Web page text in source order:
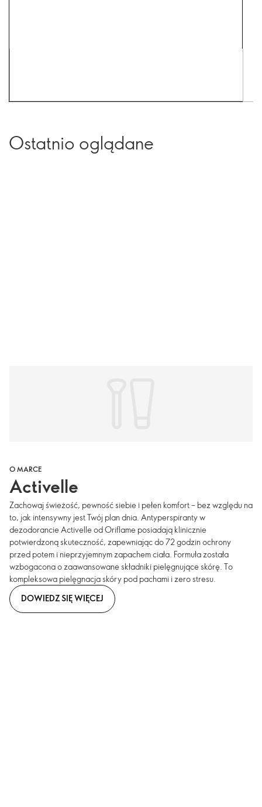
Ostatnio oglądane
O MARCE
Activelle
Zachowaj świeżość, pewność siebie i pełen komfort – bez względu na
to, jak intensywny jest Twój plan dnia. Antyperspiranty w
dezodorancie Activelle od Oriflame posiadają klinicznie
potwierdzoną skuteczność, zapewniając do 72 godzin ochrony
przed potem i nieprzyjemnym zapachem ciała. Formuła została
wzbogacona o zaawansowane składniki pielęgnujące skórę. To
kompleksowa pielęgnacja skóry pod pachami i zero stresu.
DOWIEDZ SIĘ WIĘCEJ